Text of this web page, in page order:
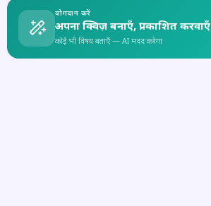
योगदान करें
अपना क्विज़ बनाएँ, प्रकाशित करवाएँ
कोई भी विषय बताएँ — AI मदद करेगा